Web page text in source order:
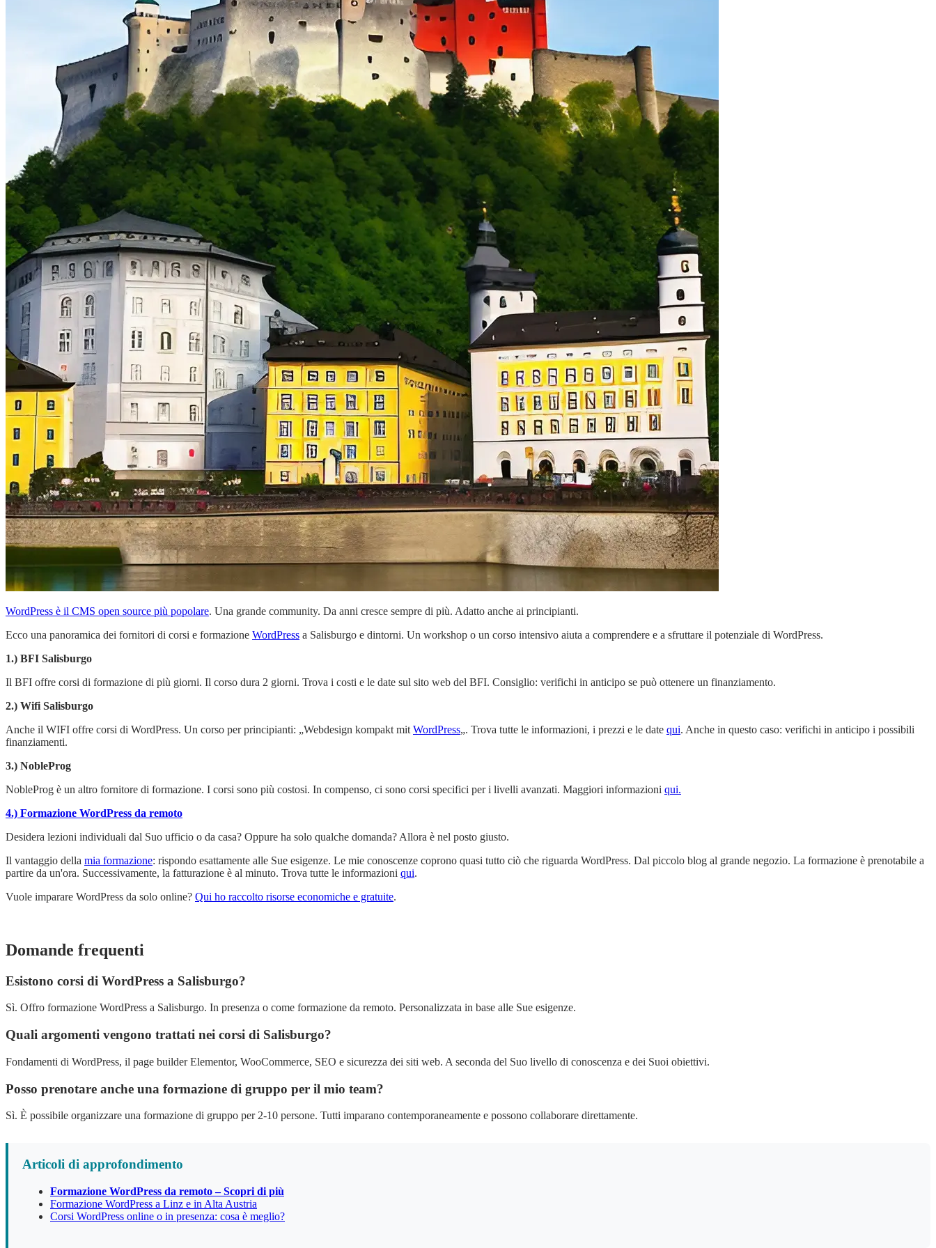
WordPress è il CMS open source più popolare. Una grande community. Da anni cresce sempre di più. Adatto anche ai principianti.
Ecco una panoramica dei fornitori di corsi e formazione WordPress a Salisburgo e dintorni. Un workshop o un corso intensivo aiuta a comprendere e a sfruttare il potenziale di WordPress.
1.) BFI Salisburgo
Il BFI offre corsi di formazione di più giorni. Il corso dura 2 giorni. Trova i costi e le date sul sito web del BFI. Consiglio: verifichi in anticipo se può ottenere un finanziamento.
2.) Wifi Salisburgo
Anche il WIFI offre corsi di WordPress. Un corso per principianti: „Webdesign kompakt mit WordPress„. Trova tutte le informazioni, i prezzi e le date qui. Anche in questo caso: verifichi in anticipo i possibili
finanziamenti.
3.) NobleProg
NobleProg è un altro fornitore di formazione. I corsi sono più costosi. In compenso, ci sono corsi specifici per i livelli avanzati. Maggiori informazioni qui.
4.) Formazione WordPress da remoto
Desidera lezioni individuali dal Suo ufficio o da casa? Oppure ha solo qualche domanda? Allora è nel posto giusto.
Il vantaggio della mia formazione: rispondo esattamente alle Sue esigenze. Le mie conoscenze coprono quasi tutto ciò che riguarda WordPress. Dal piccolo blog al grande negozio. La formazione è prenotabile a
partire da un'ora. Successivamente, la fatturazione è al minuto. Trova tutte le informazioni qui.
Vuole imparare WordPress da solo online? Qui ho raccolto risorse economiche e gratuite.
Domande frequenti
Esistono corsi di WordPress a Salisburgo?
Sì. Offro formazione WordPress a Salisburgo. In presenza o come formazione da remoto. Personalizzata in base alle Sue esigenze.
Quali argomenti vengono trattati nei corsi di Salisburgo?
Fondamenti di WordPress, il page builder Elementor, WooCommerce, SEO e sicurezza dei siti web. A seconda del Suo livello di conoscenza e dei Suoi obiettivi.
Posso prenotare anche una formazione di gruppo per il mio team?
Sì. È possibile organizzare una formazione di gruppo per 2-10 persone. Tutti imparano contemporaneamente e possono collaborare direttamente.
Articoli di approfondimento
Formazione WordPress da remoto – Scopri di più
Formazione WordPress a Linz e in Alta Austria
Corsi WordPress online o in presenza: cosa è meglio?